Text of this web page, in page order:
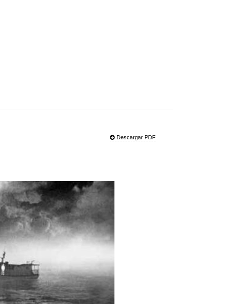
Descargar PDF